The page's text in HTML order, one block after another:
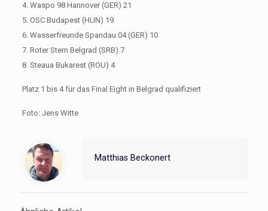
4. Waspo 98 Hannover (GER) 21
5. OSC Budapest (HUN) 19
6. Wasserfreunde Spandau 04 (GER) 10
7. Roter Stern Belgrad (SRB) 7
8. Steaua Bukarest (ROU) 4
Platz 1 bis 4 für das Final Eight in Belgrad qualifiziert
Foto: Jens Witte
Matthias Beckonert